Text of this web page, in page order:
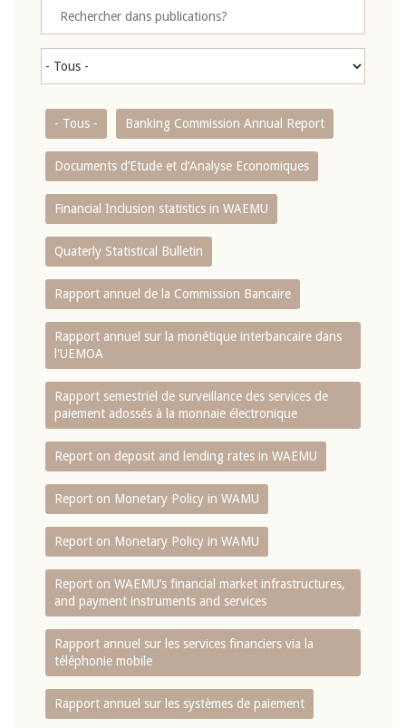
- Tous - Banking Commission Annual Report
Documents d’Etude et d’Analyse Economiques
Financial Inclusion statistics in WAEMU
Quaterly Statistical Bulletin
Rapport annuel de la Commission Bancaire
Rapport annuel sur la monétique interbancaire dans
l'UEMOA
Rapport semestriel de surveillance des services de
paiement adossés à la monnaie électronique
Report on deposit and lending rates in WAEMU
Report on Monetary Policy in WAMU
Report on Monetary Policy in WAMU
Report on WAEMU’s financial market infrastructures,
and payment instruments and services
Rapport annuel sur les services financiers via la
téléphonie mobile
Rapport annuel sur les systèmes de paiement